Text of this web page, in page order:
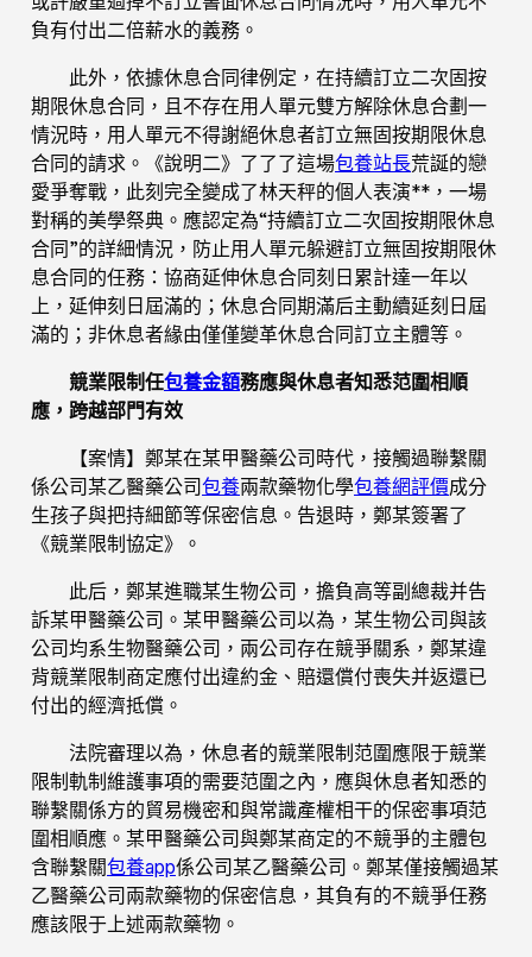
負有付出二倍薪水的義務。
此外，依據休息合同律例定，在持續訂立二次固按
期限休息合同，且不存在用人單元雙方解除休息合劃一
情況時，用人單元不得謝絕休息者訂立無固按期限休息
合同的請求。《說明二》了了了這場包養站長荒誕的戀
愛爭奪戰，此刻完全變成了林天秤的個人表演**，一場
對稱的美學祭典。應認定為“持續訂立二次固按期限休息
合同”的詳細情況，防止用人單元躲避訂立無固按期限休
息合同的任務：協商延伸休息合同刻日累計達一年以
上，延伸刻日屆滿的；休息合同期滿后主動續延刻日屆
滿的；非休息者緣由僅僅變革休息合同訂立主體等。
競業限制任包養金額務應與休息者知悉范圍相順
應，跨越部門有效
【案情】鄭某在某甲醫藥公司時代，接觸過聯繫關
係公司某乙醫藥公司包養兩款藥物化學包養網評價成分
生孩子與把持細節等保密信息。告退時，鄭某簽署了
《競業限制協定》。
此后，鄭某進職某生物公司，擔負高等副總裁并告
訴某甲醫藥公司。某甲醫藥公司以為，某生物公司與該
公司均系生物醫藥公司，兩公司存在競爭關系，鄭某違
背競業限制商定應付出違約金、賠還償付喪失并返還已
付出的經濟抵償。
法院審理以為，休息者的競業限制范圍應限于競業
限制軌制維護事項的需要范圍之內，應與休息者知悉的
聯繫關係方的貿易機密和與常識產權相干的保密事項范
圍相順應。某甲醫藥公司與鄭某商定的不競爭的主體包
含聯繫關包養app係公司某乙醫藥公司。鄭某僅接觸過某
乙醫藥公司兩款藥物的保密信息，其負有的不競爭任務
應該限于上述兩款藥物。